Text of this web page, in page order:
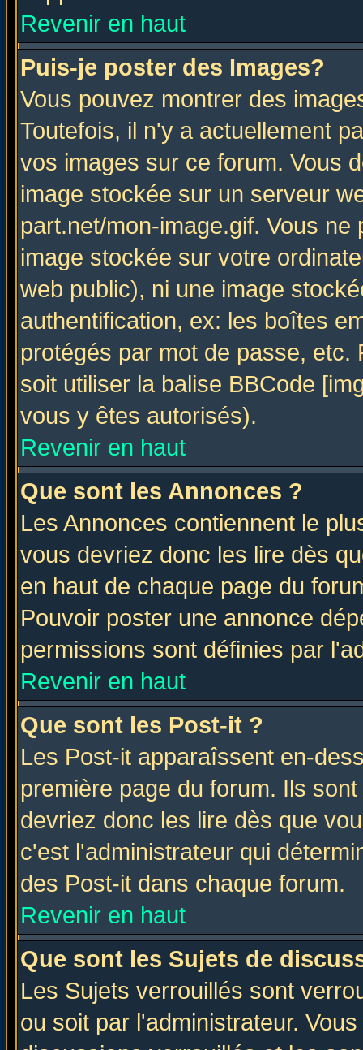
Revenir en haut
Puis-je poster des Images?
Vous pouvez montrer des
Toutefois, il n'y a actuellement
vos images sur ce forum. Vous
image stockée sur un serveur
part.net/mon-image.gif. Vous
image stockée sur votre
web public), ni une image
authentification, ex: les boîtes
protégés par mot de passe,
soit utiliser la balise BBCode
vous y êtes autorisés).
Revenir en haut
Que sont les Annonces ?
Les Annonces contiennent le
vous devriez donc les lire dès
en haut de chaque page du
Pouvoir poster une annonce
permissions sont définies par
Revenir en haut
Que sont les Post-it ?
Les Post-it apparaîssent en-
première page du forum. Ils
devriez donc les lire dès que
c'est l'administrateur qui
des Post-it dans chaque forum.
Revenir en haut
Que sont les Sujets de
Les Sujets verrouillés sont
ou soit par l'administrateur.